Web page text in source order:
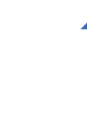
キルアップが
ャンスあり！
と、実績に応
す。転勤はな
度と少なく、
ただきます。
ができ、多く
です。